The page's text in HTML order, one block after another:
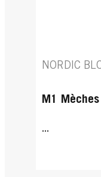
NORDIC
M1
...